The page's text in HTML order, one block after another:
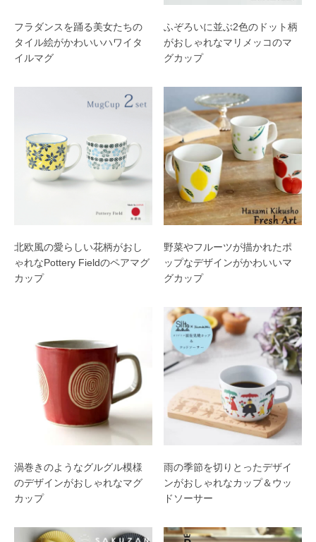
フラダンスを踊る美女たちの
タイル絵がかわいいハワイタ
イルマグ
ふぞろいに並ぶ2色のドット柄
がおしゃれなマリメッコのマ
グカップ
北欧風の愛らしい花柄がおし
ゃれなPottery Fieldのペアマグ
カップ
野菜やフルーツが描かれたポ
ップなデザインがかわいいマ
グカップ
渦巻きのようなグルグル模様
のデザインがおしゃれなマグ
カップ
雨の季節を切りとったデザイ
ンがおしゃれなカップ＆ウッ
ドソーサー